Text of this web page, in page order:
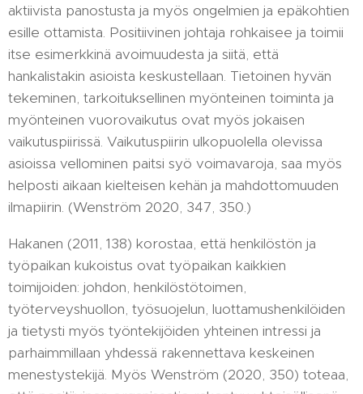
aktiivista panostusta ja myös ongelmien ja epäkohtien
esille ottamista. Positiivinen johtaja rohkaisee ja toimii
itse esimerkkinä avoimuudesta ja siitä, että
hankalistakin asioista keskustellaan. Tietoinen hyvän
tekeminen, tarkoituksellinen myönteinen toiminta ja
myönteinen vuorovaikutus ovat myös jokaisen
vaikutuspiirissä. Vaikutuspiirin ulkopuolella olevissa
asioissa vellominen paitsi syö voimavaroja, saa myös
helposti aikaan kielteisen kehän ja mahdottomuuden
ilmapiirin. (Wenström 2020, 347, 350.)
Hakanen (2011, 138) korostaa, että henkilöstön ja
työpaikan kukoistus ovat työpaikan kaikkien
toimijoiden: johdon, henkilöstötoimen,
työterveyshuollon, työsuojelun, luottamushenkilöiden
ja tietysti myös työntekijöiden yhteinen intressi ja
parhaimmillaan yhdessä rakennettava keskeinen
menestystekijä. Myös Wenström (2020, 350) toteaa,